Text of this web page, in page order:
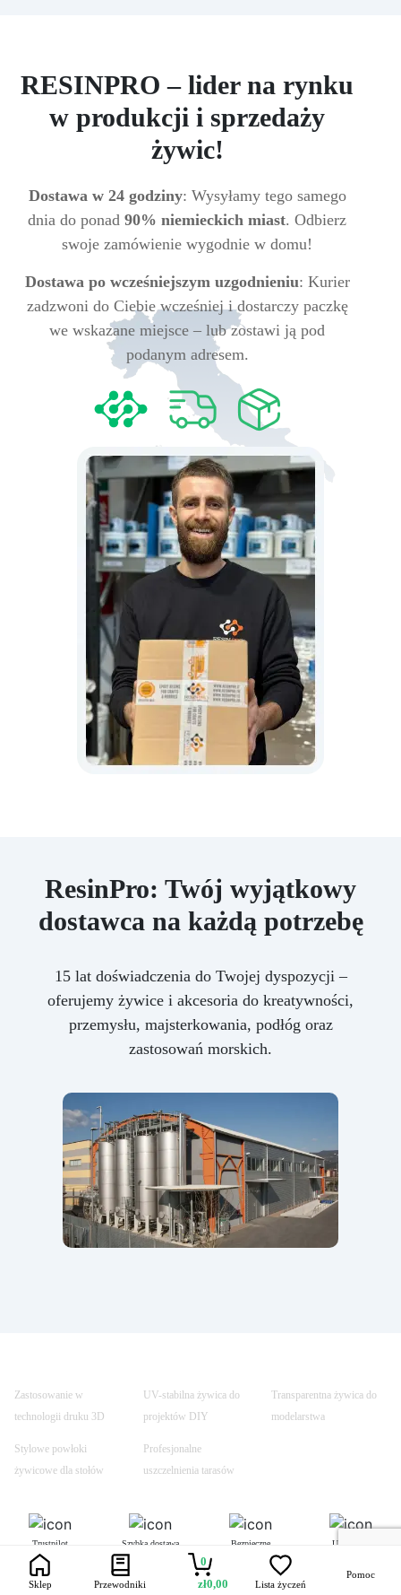
RESINPRO – lider na rynku
w produkcji i sprzedaży
żywic!
Dostawa w 24 godziny: Wysyłamy tego samego
dnia do ponad 90% niemieckich miast. Odbierz
swoje zamówienie wygodnie w domu!
Dostawa po wcześniejszym uzgodnieniu: Kurier
zadzwoni do Ciebie wcześniej i dostarczy paczkę
we wskazane miejsce – lub zostawi ją pod
podanym adresem.
ResinPro: Twój wyjątkowy
dostawca na każdą potrzebę
15 lat doświadczenia do Twojej dyspozycji –
oferujemy żywice i akcesoria do kreatywności,
przemysłu, majsterkowania, podłóg oraz
zastosowań morskich.
Zastosowanie w
technologii druku 3D
UV-stabilna żywica do
projektów DIY
Transparentna żywica do
modelarstwa
Stylowe powłoki
żywicowe dla stołów
Profesjonalne
uszczelnienia tarasów
Trustpilot Szybka dostawa
Bezpieczne
Uczynione
Sklep Przewodniki
0
zł0,00 Lista życzeń
Pomoc